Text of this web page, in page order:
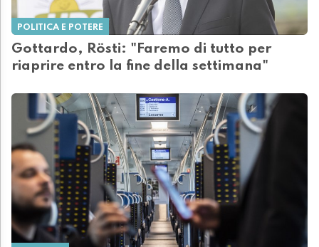
POLITICA E POTERE
Gottardo, Rösti: "Faremo di tutto per
riaprire entro la fine della settimana"